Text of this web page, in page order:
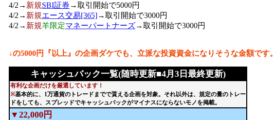
4/2→ 新規SBI証券 →取引開始で5000円
4/2→ 新規エース交易[365]→取引開始で3000円
4/2→ 新規羊限定マネーパートナーズ→取引開始で3000円
↓の5000円『以上』の企画ダケでも、立派な投資資金になりそうな金額です。
キャッシュバック一覧(随時更新■4月3日最終更新)
有利な企画だけを厳選しています！
※基本的に、1万通貨のトレードまでで貰える企画を対象。それ以外は、規定の量のトレー
ドをしても、スプレッドでキャッシュバックがマイナスにならないモノを掲載。
▼22,000円